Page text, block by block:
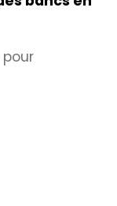
pour